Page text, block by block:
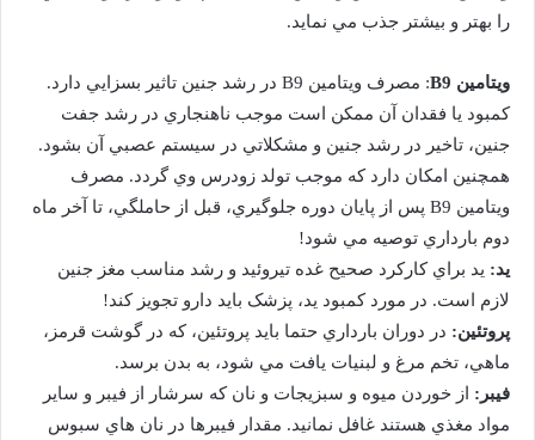
را بهتر و بيشتر جذب مي نمايد.
ويتامين B9
: مصرف ويتامين B9 در رشد جنين تاثير بسزايي دارد.
کمبود يا فقدان آن ممکن است موجب ناهنجاري در رشد جفت
جنين، تاخير در رشد جنين و مشکلاتي در سيستم عصبي آن بشود.
همچنين امکان دارد که موجب تولد زودرس وي گردد. مصرف
ويتامين B9 پس از پايان دوره جلوگيري، قبل از حاملگي، تا آخر ماه
دوم بارداري توصيه مي شود!
يد: يد براي کارکرد صحيح غده تيروئيد و رشد مناسب مغز جنين
لازم است. در مورد کمبود يد، پزشک بايد دارو تجويز کند!
پروتئين: در دوران بارداري حتما بايد پروتئين، که در گوشت قرمز،
ماهي، تخم مرغ و لبنيات يافت مي شود، به بدن برسد.
فيبر: از خوردن ميوه و سبزيجات و نان که سرشار از فيبر و ساير
مواد مغذي هستند غافل نمانيد. مقدار فيبرها در نان هاي سبوس